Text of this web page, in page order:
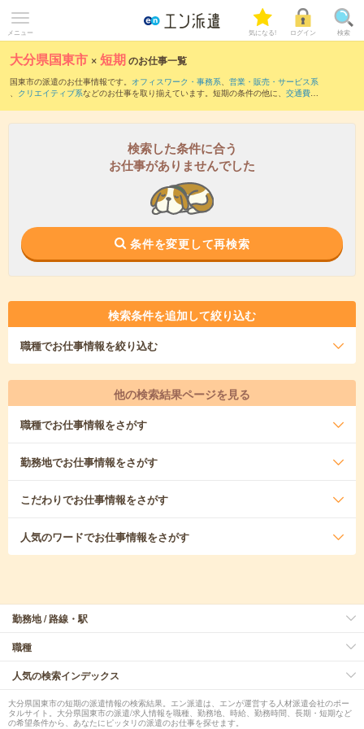
メニュー 気になる! ログイン 検索
大分県国東市 ×短期のお仕事一覧
国東市の派遣のお仕事情報です。 オフィスワーク・事務系、 営業・販売・サービス系
、 クリエイティブ系などのお仕事を取り揃えています。短期の条件の他に、 交通費別
検索した条件に合う
お仕事がありませんでした
条件を変更して再検索
検索条件を追加して絞り込む
職種でお仕事情報を絞り込む
他の検索結果ページを見る
職種でお仕事情報をさがす
勤務地でお仕事情報をさがす
こだわりでお仕事情報をさがす
人気のワードでお仕事情報をさがす
勤務地 / 路線・駅
職種
人気の検索インデックス
大分県国東市の短期の派遣情報の検索結果。エン派遣は、エンが運営する人材派遣会社のポー
タルサイト。大分県国東市の派遣/求人情報を職種、勤務地、時給、勤務時間、長期・短期など
の希望条件から、あなたにピッタリの派遣のお仕事を探せます。